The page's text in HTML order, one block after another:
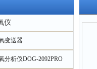
仪
变送器
分析仪DOG-2092PRO